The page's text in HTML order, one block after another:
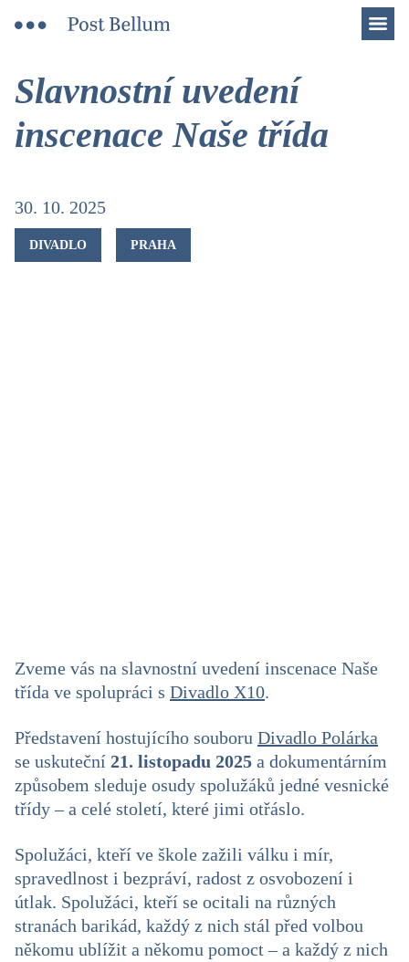
Slavnostní uvedení
inscenace Naše třída
30. 10. 2025
DIVADLO PRAHA
Zveme vás na slavnostní uvedení inscenace Naše
třída ve spolupráci s Divadlo X10.
Představení hostujícího souboru Divadlo Polárka
se uskuteční 21. listopadu 2025 a dokumentárním
způsobem sleduje osudy spolužáků jedné vesnické
třídy – a celé století, které jimi otřáslo.
Spolužáci, kteří ve škole zažili válku i mír,
spravedlnost i bezpráví, radost z osvobození i
útlak. Spolužáci, kteří se ocitali na různých
stranách barikád, každý z nich stál před volbou
někomu ublížit a někomu pomoct – a každý z nich